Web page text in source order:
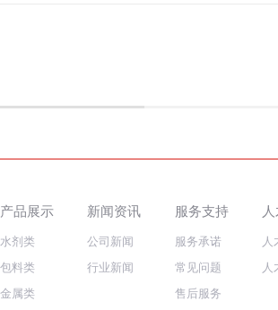
产品展示
水剂类
包料类
金属类
新闻资讯
公司新闻
行业新闻
服务支持
服务承诺
常见问题
售后服务
人
人